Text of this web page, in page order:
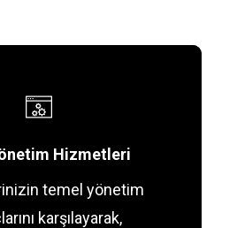
Hizmetleri
temel yönetim
karşılayarak,